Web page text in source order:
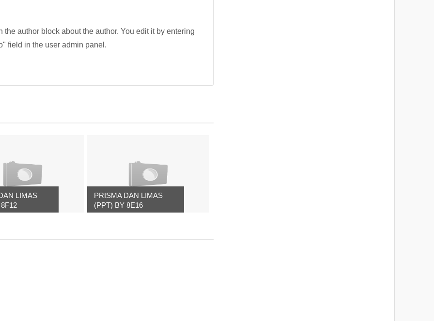
the author block about the author. You edit it by entering
field in the user admin panel.
LIMAS
PRISMA DAN LIMAS
(PPT) BY 8E16